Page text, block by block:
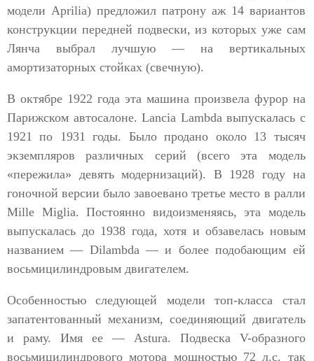
модели Aprilia) предложил патрону аж 14 вариантов
конструкции передней подвески, из которых уже сам
Лянча выбрал лучшую — на вертикальных
амортизаторных стойках (свечную).
В октябре 1922 года эта машина произвела фурор на
Парижском автосалоне. Lancia Lambda выпускалась с
1921 по 1931 годы. Было продано около 13 тысяч
экземпляров различных серий (всего эта модель
«пережила» девять модернизаций). В 1928 году на
гоночной версии было завоевано третье место в ралли
Mille Miglia. Постоянно видоизменяясь, эта модель
выпускалась до 1938 года, хотя и обзавелась новым
названием — Dilambda — и более подобающим ей
восьмицилиндровым двигателем.
Особенностью следующей модели топ-класса стал
запатентованный механизм, соединяющий двигатель
и раму. Имя ее — Аstura. Подвеска V-образного
восьмицилиндрового мотора мощностью 72 л.с. так